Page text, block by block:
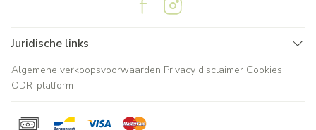
Juridische links
Algemene verkoopsvoorwaarden Privacy disclaimer Cookies
ODR-platform